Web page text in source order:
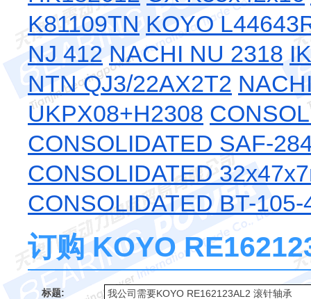
K81109TN KOYO
NJ 412 NACHI NU 2318
NTN QJ3/22AX2T2
UKPX08+H2308
CONSOLIDATED SAF-
CONSOLIDATED
CONSOLIDATED BT-105-
订购 KOYO
标题: